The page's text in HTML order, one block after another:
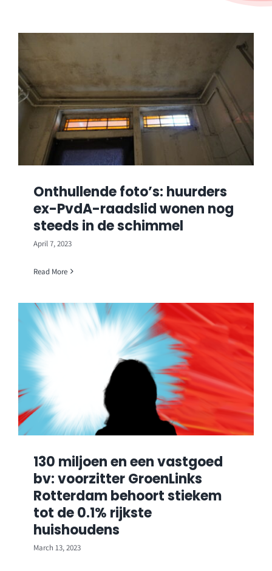
Onthullende foto’s: huurders
ex-PvdA-raadslid wonen nog
steeds in de schimmel
April 7, 2023
Read More
130 miljoen en een vastgoed
bv: voorzitter GroenLinks
Rotterdam behoort stiekem
tot de 0.1% rijkste
huishoudens
March 13, 2023